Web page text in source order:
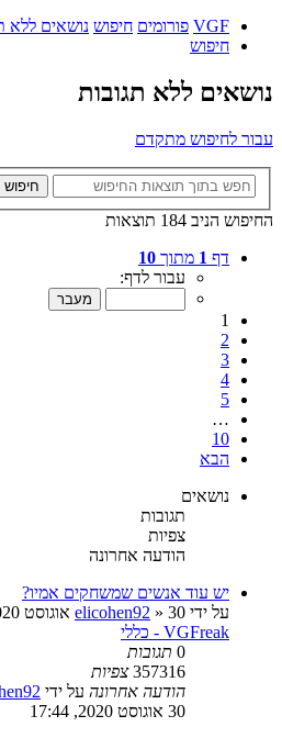
VGF פורומים חיפוש נושאים ללא
חיפוש
נושאים ללא תגובות
עבור לחיפוש מתקדם
חיפוש
החיפוש הניב 184 תוצאות
דף 1 מתוך 10
עבור לדף:
1
2
3
4
5
…
10
הבא
נושאים
תגובות
צפיות
הודעה אחרונה
יש עוד אנשים שמשחקים אמיו?
על ידי
elicohen92 » 30 אוגוסט 2020, 17:44
VGFreak - כללי
0 תגובות
357316 צפיות
הודעה אחרונה על ידי
30 אוגוסט 2020, 17:44